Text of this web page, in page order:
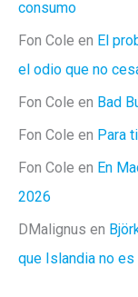
consumo
Fon Cole en El
el odio que no
Fon Cole en Bad
Fon Cole en Para ti
Fon Cole en En
2026
DMalignus en
que Islandia no es